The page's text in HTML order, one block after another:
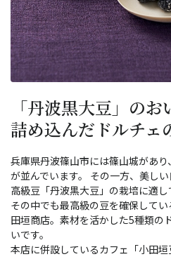
「丹波黒大豆」のお
詰め込んだドルチェ
兵庫県丹波篠山市には篠山城があ
が並んでいます。 その一方、美し
高級豆「丹波黒大豆」の栽培に適し
その中でも最高級の豆を確保して
田垣商店。素材を活かした5種類の
いです。
本店に併設しているカフェ「小田